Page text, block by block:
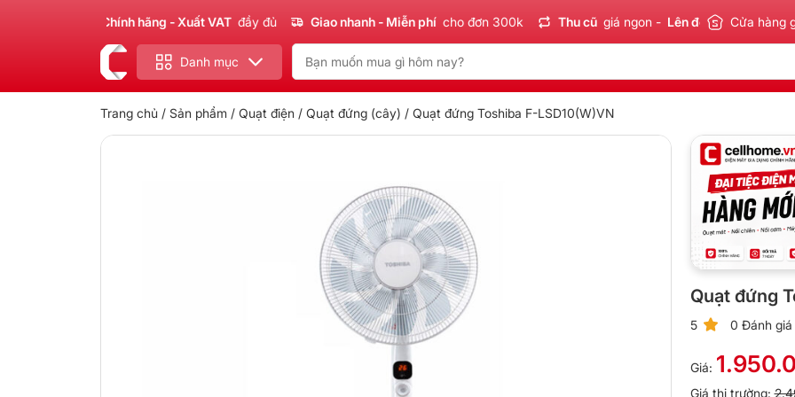
Chính hãng - Xuất VAT đầy đủ Giao nhanh - Miễn phí cho đơn 300k Thu cũ giá ngon - Lên đời tiết kiệm Sản
Cửa hàng
Danh mục
Trang chủ / Sản phẩm / Quạt điện / Quạt đứng (cây) / Quạt đứng Toshiba F-LSD10(W)VN
Quạt đứng
5 0 Đánh giá
Giá:
Giá thị trường: